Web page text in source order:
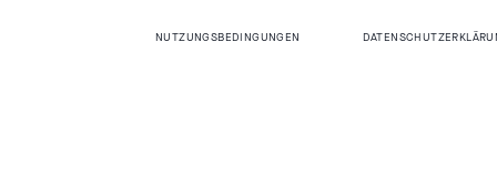
NUTZUNGSBEDINGUNGEN